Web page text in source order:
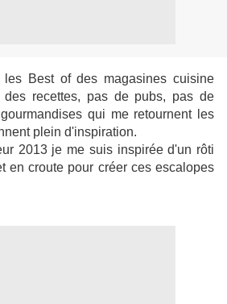
Best of des magasines cuisine
recettes, pas de pubs, pas de
qui me retournent les
plein d'inspiration.
2013 je me suis inspirée d'un rôti
en croute pour créer ces escalopes